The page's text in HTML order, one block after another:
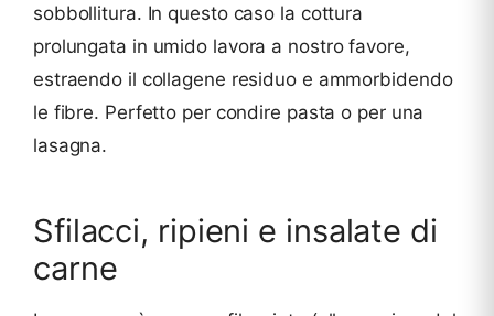
sobbollitura. In questo caso la cottura
prolungata in umido lavora a nostro favore,
estraendo il collagene residuo e ammorbidendo
le fibre. Perfetto per condire pasta o per una
lasagna.
Sfilacci, ripieni e insalate di
carne